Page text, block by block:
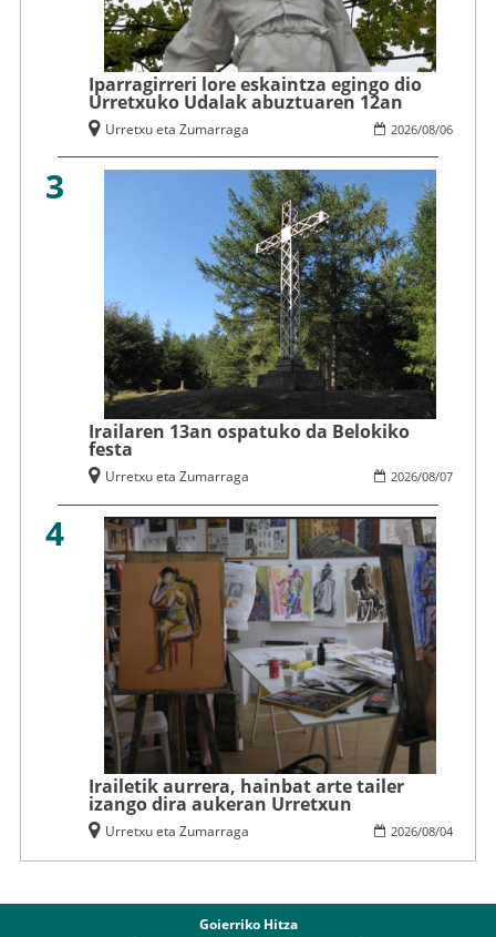
Iparragirreri lore eskaintza egingo dio
Urretxuko Udalak abuztuaren 12an
2026/08/06
Urretxu eta Zumarraga
3
Irailaren 13an ospatuko da Belokiko
festa
2026/08/07
Urretxu eta Zumarraga
4
Irailetik aurrera, hainbat arte tailer
izango dira aukeran Urretxun
2026/08/04
Urretxu eta Zumarraga
Goierriko Hitza